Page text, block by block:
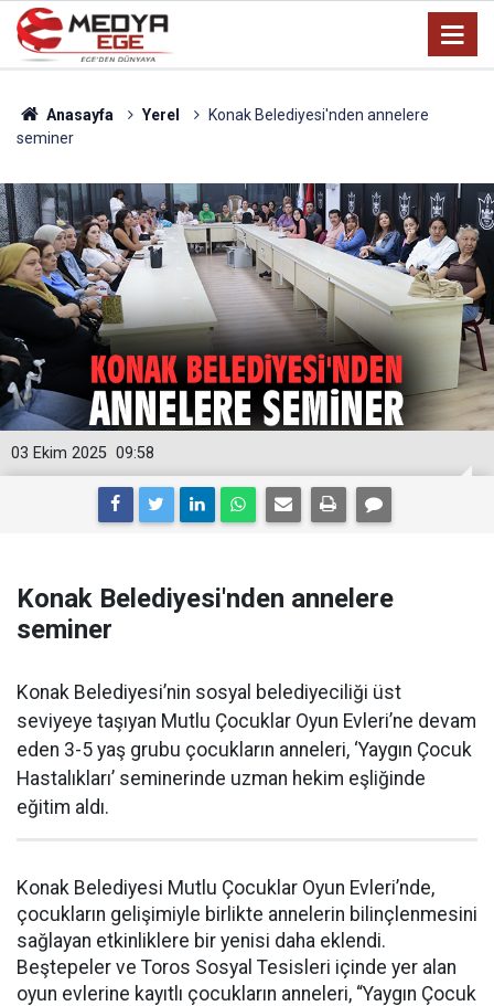
Anasayfa Yerel
Konak Belediyesi'nden annelere
seminer
09:58
03 Ekim 2025
Konak Belediyesi'nden annelere
seminer
Konak Belediyesi’nin sosyal belediyeciliği üst
seviyeye taşıyan Mutlu Çocuklar Oyun Evleri’ne devam
eden 3-5 yaş grubu çocukların anneleri, ‘Yaygın Çocuk
Hastalıkları’ seminerinde uzman hekim eşliğinde
eğitim aldı.
Konak Belediyesi Mutlu Çocuklar Oyun Evleri’nde,
çocukların gelişimiyle birlikte annelerin bilinçlenmesini
sağlayan etkinliklere bir yenisi daha eklendi.
Beştepeler ve Toros Sosyal Tesisleri içinde yer alan
oyun evlerine kayıtlı çocukların anneleri, “Yaygın Çocuk